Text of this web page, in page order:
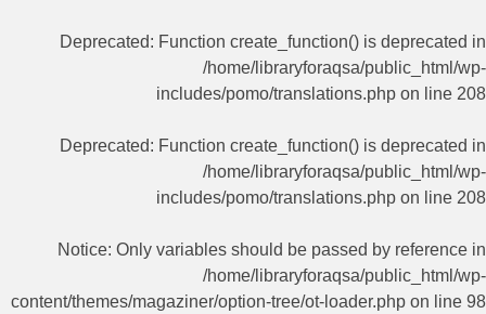
Deprecated: Function create_function() is deprecated in
/home/libraryforaqsa/public_html/wp-
includes/pomo/translations.php on line 208
Deprecated: Function create_function() is deprecated in
/home/libraryforaqsa/public_html/wp-
includes/pomo/translations.php on line 208
Notice: Only variables should be passed by reference in
/home/libraryforaqsa/public_html/wp-
content/themes/magaziner/option-tree/ot-loader.php on line 98